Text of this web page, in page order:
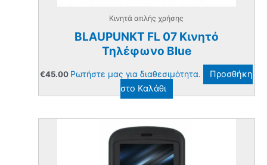
Κινητά απλής χρήσης
BLAUPUNKT FL 07 Κινητό
Τηλέφωνο Blue
€45.00 Ρωτήστε μας για διαθεσιμότητα.
Προσθήκη
στο Καλάθι